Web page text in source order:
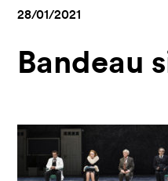
28/01/2021
Bandeau